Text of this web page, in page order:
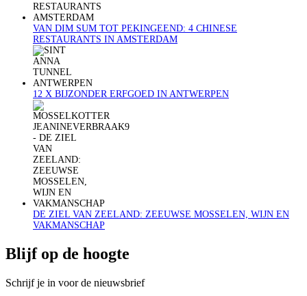
VAN DIM SUM TOT PEKINGEEND: 4 CHINESE
RESTAURANTS IN AMSTERDAM
12 X BIJZONDER ERFGOED IN ANTWERPEN
DE ZIEL VAN ZEELAND: ZEEUWSE MOSSELEN, WIJN EN
VAKMANSCHAP
Blijf op de hoogte
Schrijf je in voor de nieuwsbrief